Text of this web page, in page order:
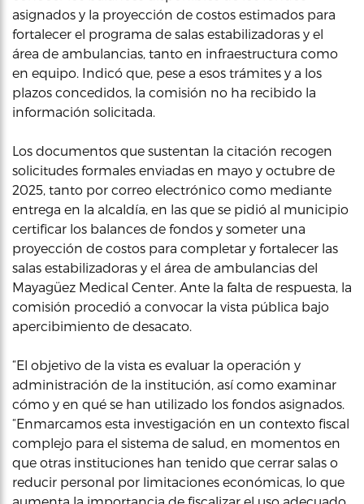
asignados y la proyección de costos estimados para
fortalecer el programa de salas estabilizadoras y el
área de ambulancias, tanto en infraestructura como
en equipo. Indicó que, pese a esos trámites y a los
plazos concedidos, la comisión no ha recibido la
información solicitada.
Los documentos que sustentan la citación recogen
solicitudes formales enviadas en mayo y octubre de
2025, tanto por correo electrónico como mediante
entrega en la alcaldía, en las que se pidió al municipio
certificar los balances de fondos y someter una
proyección de costos para completar y fortalecer las
salas estabilizadoras y el área de ambulancias del
Mayagüez Medical Center. Ante la falta de respuesta, la
comisión procedió a convocar la vista pública bajo
apercibimiento de desacato.
“El objetivo de la vista es evaluar la operación y
administración de la institución, así como examinar
cómo y en qué se han utilizado los fondos asignados.
“Enmarcamos esta investigación en un contexto fiscal
complejo para el sistema de salud, en momentos en
que otras instituciones han tenido que cerrar salas o
reducir personal por limitaciones económicas, lo que